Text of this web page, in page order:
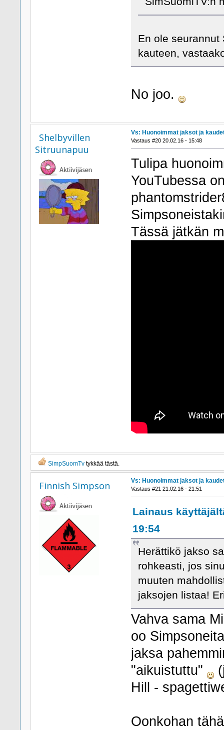
En ole
kauteen,
No joo.
Shelbyvillen
Sitruunapuu
Vs: Huonoimmat jaksot ja
Vastaus #20 20.02.16 - 15:48
Tulipa
YouTubessa
Tässä jätkän
SimpSuomTvtykkää tästä.
Finnish Simpson Vs: Huonoimmat jaksot ja
Vastaus #21 21.02.16 - 21:51
Lainaus
19:54
Herättikö jakso
rohkeasti, jos
muuten
jaksojen listaa!
Vahva sama
oo
jaksa
"aikuistuttu"
Hill -
Oonkohan